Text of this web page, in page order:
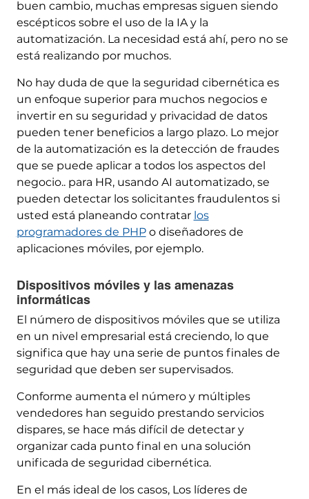
buen cambio, muchas empresas siguen siendo
escépticos sobre el uso de la IA y la
automatización. La necesidad está ahí, pero no se
está realizando por muchos.
No hay duda de que la seguridad cibernética es
un enfoque superior para muchos negocios e
invertir en su seguridad y privacidad de datos
pueden tener beneficios a largo plazo. Lo mejor
de la automatización es la detección de fraudes
que se puede aplicar a todos los aspectos del
negocio.. para HR, usando AI automatizado, se
pueden detectar los solicitantes fraudulentos si
usted está planeando contratar los
programadores de PHPo diseñadores de
aplicaciones móviles, por ejemplo.
Dispositivos móviles y las amenazas
informáticas
El número de dispositivos móviles que se utiliza
en un nivel empresarial está creciendo, lo que
significa que hay una serie de puntos finales de
seguridad que deben ser supervisados.
Conforme aumenta el número y múltiples
vendedores han seguido prestando servicios
dispares, se hace más difícil de detectar y
organizar cada punto final en una solución
unificada de seguridad cibernética.
En el más ideal de los casos, Los líderes de